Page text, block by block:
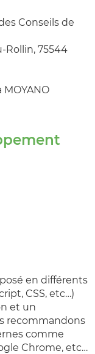
Conseils de
Rollin, 75544
en différents
CSS, etc…)
et un
recommandons
comme
Chrome, etc…